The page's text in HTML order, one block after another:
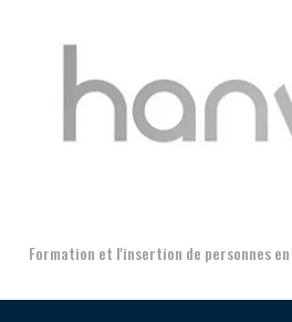
Formation et l'insertion de personnes